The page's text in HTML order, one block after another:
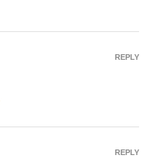
REPLY
REPLY